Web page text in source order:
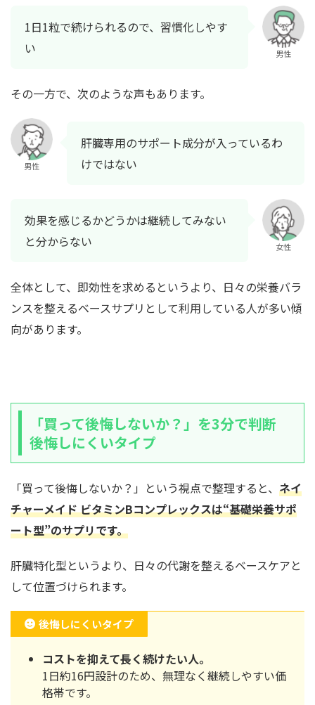
1日1粒で続けられるので、習慣化しやす
い
男性
その一方で、次のような声もあります。
男性
肝臓専用のサポート成分が入っているわ
けではない
効果を感じるかどうかは継続してみない
と分からない
女性
全体として、即効性を求めるというより、日々の栄養バラ
ンスを整えるベースサプリとして利用している人が多い傾
向があります。
「買って後悔しないか？」を3分で判断
後悔しにくいタイプ
「買って後悔しないか？」という視点で整理すると、 ネイ
チャーメイド ビタミンBコンプレックスは“基礎栄養サポ
ート型”のサプリです。
肝臓特化型というより、日々の代謝を整えるベースケアと
して位置づけられます。
後悔しにくいタイプ
コストを抑えて長く続けたい人。
1日約16円設計のため、無理なく継続しやすい価
格帯です。